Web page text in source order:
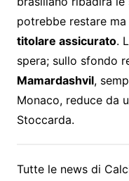
potrebbe restare
titolare assicurato.
spera; sullo sfondo
Mamardashvil,
Monaco, reduce da
Stoccarda.
Tutte le news di